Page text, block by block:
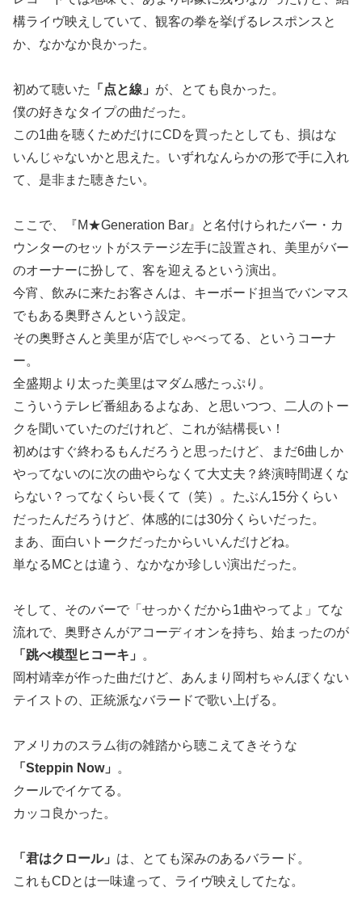
構ライヴ映えしていて、観客の拳を挙げるレスポンスと
か、なかなか良かった。
初めて聴いた 「点と線」 が、とても良かった。
僕の好きなタイプの曲だった。
この1曲を聴くためだけにCDを買ったとしても、損はな
いんじゃないかと思えた。いずれなんらかの形で手に入れ
て、是非また聴きたい。
ここで、『M★Generation Bar』と名付けられたバー・カ
ウンターのセットがステージ左手に設置され、美里がバー
のオーナーに扮して、客を迎えるという演出。
今宵、飲みに来たお客さんは、キーボード担当でバンマス
でもある奥野さんという設定。
その奥野さんと美里が店でしゃべってる、というコーナ
ー。
全盛期より太った美里はマダム感たっぷり。
こういうテレビ番組あるよなあ、と思いつつ、二人のトー
クを聞いていたのだけれど、これが結構長い！
初めはすぐ終わるもんだろうと思ったけど、まだ6曲しか
やってないのに次の曲やらなくて大丈夫？終演時間遅くな
らない？ってなくらい長くて（笑）。たぶん15分くらい
だったんだろうけど、体感的には30分くらいだった。
まあ、面白いトークだったからいいんだけどね。
単なるMCとは違う、なかなか珍しい演出だった。
そして、そのバーで「せっかくだから1曲やってよ」てな
流れで、奥野さんがアコーディオンを持ち、始まったのが
「跳べ模型ヒコーキ」
。
岡村靖幸が作った曲だけど、あんまり岡村ちゃんぽくない
テイストの、正統派なバラードで歌い上げる。
アメリカのスラム街の雑踏から聴こえてきそうな
「Steppin Now」
。
クールでイケてる。
カッコ良かった。
「君はクロール」 は、とても深みのあるバラード。
これもCDとは一味違って、ライヴ映えしてたな。